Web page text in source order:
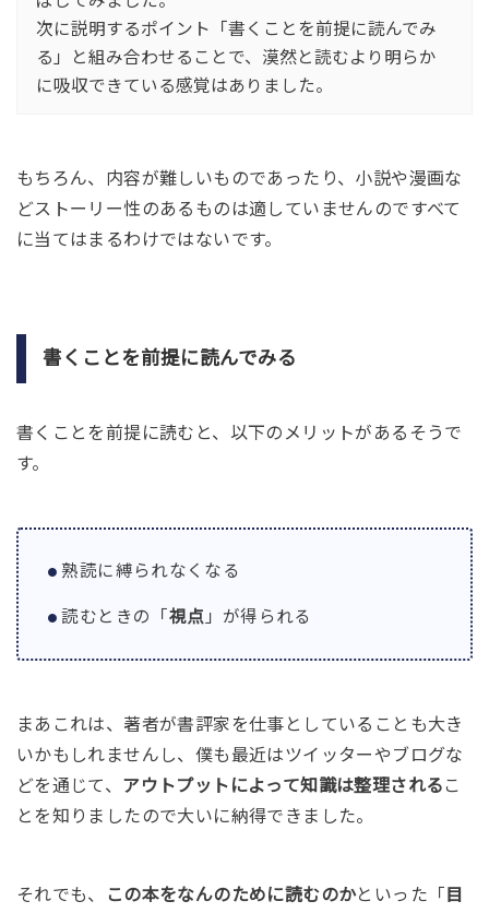
次に説明するポイント「書くことを前提に読んでみ
る」と組み合わせることで、漠然と読むより明らか
に吸収できている感覚はありました。
もちろん、内容が難しいものであったり、小説や漫画な
どストーリー性のあるものは適していませんのですべて
に当てはまるわけではないです。
書くことを前提に読んでみる
書くことを前提に読むと、以下のメリットがあるそうで
す。
熟読に縛られなくなる
読むときの「 視点 」が得られる
まあこれは、著者が書評家を仕事としていることも大き
いかもしれませんし、僕も最近はツイッターやブログな
どを通じて、 アウトプットによって知識は整理される こ
とを知りましたので大いに納得できました。
それでも、 この本をなんのために読むのかといった「 目